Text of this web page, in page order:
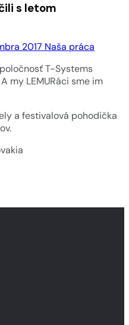
2017 Naša práca
s letom
T-Systems
my LEMURáci sme im
a festivalová pohodička